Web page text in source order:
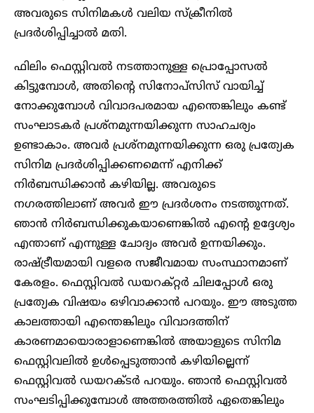
അവരുടെ സിനിമകൾ വലിയ സ്‌ക്രീനിൽ
പ്രദർശിപ്പിച്ചാൽ മതി.
ഫിലിം ഫെസ്റ്റിവൽ നടത്താനുള്ള പ്രൊപ്പോസൽ
കിട്ടുമ്പോൾ, അതിന്റെ സിനോപ്‌സിസ് വായിച്ച്
നോക്കുമ്പോൾ വിവാദപരമായ എന്തെങ്കിലും കണ്ട്
സംഘാടകർ പ്രശ്‌നമുന്നയിക്കുന്ന സാഹചര്യം
ഉണ്ടാകാം. അവർ പ്രശ്‌നമുന്നയിക്കുന്ന ഒരു പ്രത്യേക
സിനിമ പ്രദർശിപ്പിക്കണമെന്ന് എനിക്ക്
നിർബന്ധിക്കാൻ കഴിയില്ല. അവരുടെ
നഗരത്തിലാണ് അവർ ഈ പ്രദർശനം നടത്തുന്നത്.
ഞാൻ നിർബന്ധിക്കുകയാണെങ്കിൽ എന്റെ ഉദ്ദേശ്യം
എന്താണ് എന്നുള്ള ചോദ്യം അവർ ഉന്നയിക്കും.
രാഷ്ട്രീയമായി വളരെ സജീവമായ സംസ്ഥാനമാണ്
കേരളം. ഫെസ്റ്റിവൽ ഡയറക്റ്റർ ചിലപ്പോൾ ഒരു
പ്രത്യേക വിഷയം ഒഴിവാക്കാൻ പറയും. ഈ അടുത്ത
കാലത്തായി എന്തെങ്കിലും വിവാദത്തിന്
കാരണമായൊരാളാണെങ്കിൽ അയാളുടെ സിനിമ
ഫെസ്റ്റിവലിൽ ഉൾപ്പെടുത്താൻ കഴിയില്ലെന്ന്
ഫെസ്റ്റിവൽ ഡയറക്ടർ പറയും. ഞാൻ ഫെസ്റ്റിവൽ
സംഘടിപ്പിക്കുമ്പോൾ അത്തരത്തിൽ ഏതെങ്കിലും